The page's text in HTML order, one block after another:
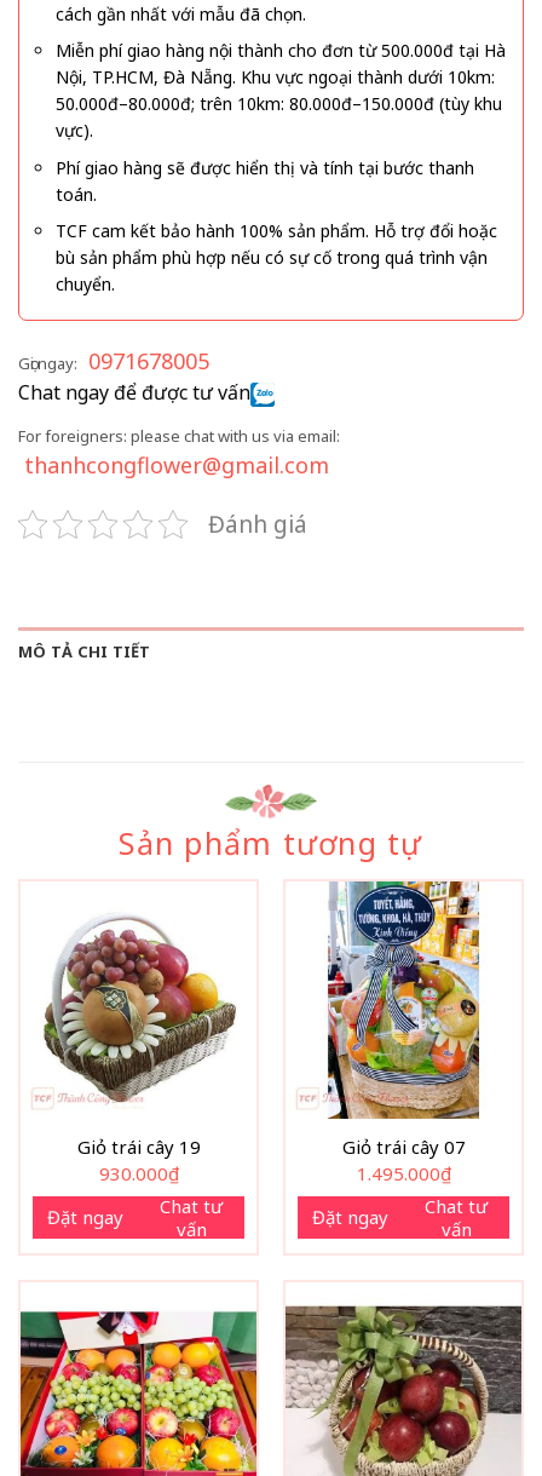
cách gần nhất với mẫu đã chọn.
Miễn phí giao hàng nội thành cho đơn từ 500.000đ tại Hà
Nội, TP.HCM, Đà Nẵng. Khu vực ngoại thành dưới 10km:
50.000đ–80.000đ; trên 10km: 80.000đ–150.000đ (tùy khu
vực).
Phí giao hàng sẽ được hiển thị và tính tại bước thanh
toán.
TCF cam kết bảo hành 100% sản phẩm. Hỗ trợ đổi hoặc
bù sản phẩm phù hợp nếu có sự cố trong quá trình vận
chuyển.
Gọi ngay: 0971678005
Chat ngay để được tư vấn
For foreigners: please chat with us via email:
thanhcongflower@gmail.com
Đánh giá
MÔ TẢ CHI TIẾT
Sản phẩm tương tự
Giỏ trái cây 19
930.000₫
Đặt ngay
Chat tư
vấn
Giỏ trái cây 07
1.495.000₫
Đặt ngay
Chat tư
vấn